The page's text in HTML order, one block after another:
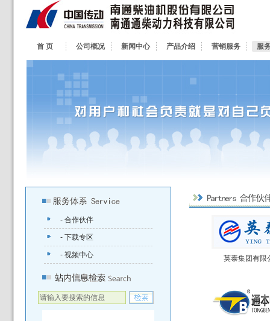
首 页 公司概况 新闻中心 产品介绍 营销服务 服
- 合作伙伴
- 下载专区
- 视频中心 英泰集团有限